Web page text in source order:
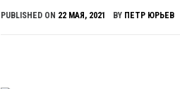
PUBLISHED ON 22 МАЯ, 2021 BY ПЕТР ЮРЬЕВ